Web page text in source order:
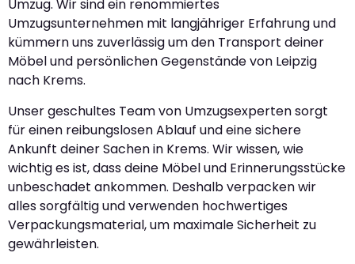
Umzug. Wir sind ein renommiertes
Umzugsunternehmen mit langjähriger Erfahrung und
kümmern uns zuverlässig um den Transport deiner
Möbel und persönlichen Gegenstände von Leipzig
nach Krems.
Unser geschultes Team von Umzugsexperten sorgt
für einen reibungslosen Ablauf und eine sichere
Ankunft deiner Sachen in Krems. Wir wissen, wie
wichtig es ist, dass deine Möbel und Erinnerungsstücke
unbeschadet ankommen. Deshalb verpacken wir
alles sorgfältig und verwenden hochwertiges
Verpackungsmaterial, um maximale Sicherheit zu
gewährleisten.